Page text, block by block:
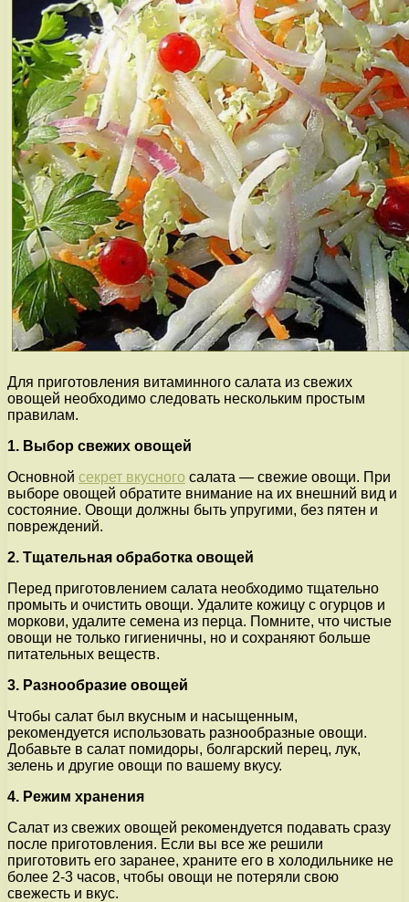
Для приготовления витаминного салата из свежих
овощей необходимо следовать нескольким простым
правилам.
1. Выбор свежих овощей
Основной секрет вкусного салата — свежие овощи. При
выборе овощей обратите внимание на их внешний вид и
состояние. Овощи должны быть упругими, без пятен и
повреждений.
2. Тщательная обработка овощей
Перед приготовлением салата необходимо тщательно
промыть и очистить овощи. Удалите кожицу с огурцов и
моркови, удалите семена из перца. Помните, что чистые
овощи не только гигиеничны, но и сохраняют больше
питательных веществ.
3. Разнообразие овощей
Чтобы салат был вкусным и насыщенным,
рекомендуется использовать разнообразные овощи.
Добавьте в салат помидоры, болгарский перец, лук,
зелень и другие овощи по вашему вкусу.
4. Режим хранения
Салат из свежих овощей рекомендуется подавать сразу
после приготовления. Если вы все же решили
приготовить его заранее, храните его в холодильнике не
более 2-3 часов, чтобы овощи не потеряли свою
свежесть и вкус.